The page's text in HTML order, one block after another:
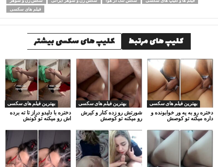
فیلم های سکسی
کلیپ های مرتبط کلیپ های سکسی بیشتر
بهترین فیلم های سکسی
دختره با دلیدو دراز تا ته برده
اش رو میکنه تو کونش
بهترین فیلم های سکسی
شورتش رو زده کنار و کیرش
رو میکنه تو کوصش
بهترین فیلم های سکسی
دختره رو به یه ور خوابونده و
داره میکنه تو کوصش